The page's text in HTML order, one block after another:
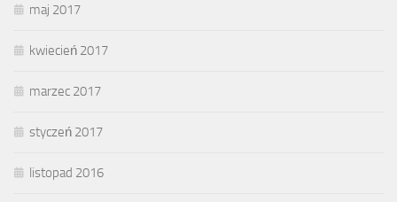
maj 2017
kwiecień 2017
marzec 2017
styczeń 2017
listopad 2016